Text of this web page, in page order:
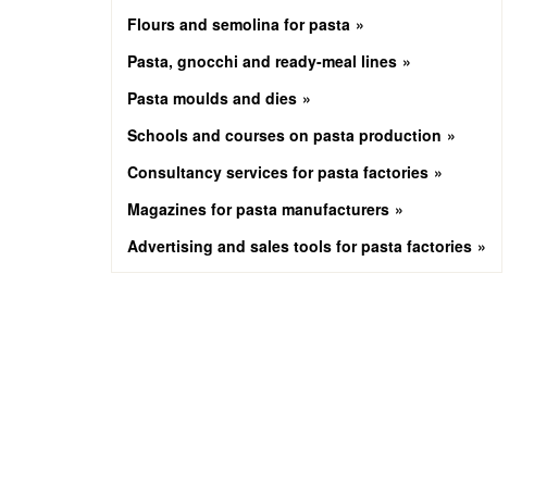
Flours and semolina for pasta
Pasta, gnocchi and ready-meal lines
Pasta moulds and dies
Schools and courses on pasta production
Consultancy services for pasta factories
Magazines for pasta manufacturers
Advertising and sales tools for pasta factories